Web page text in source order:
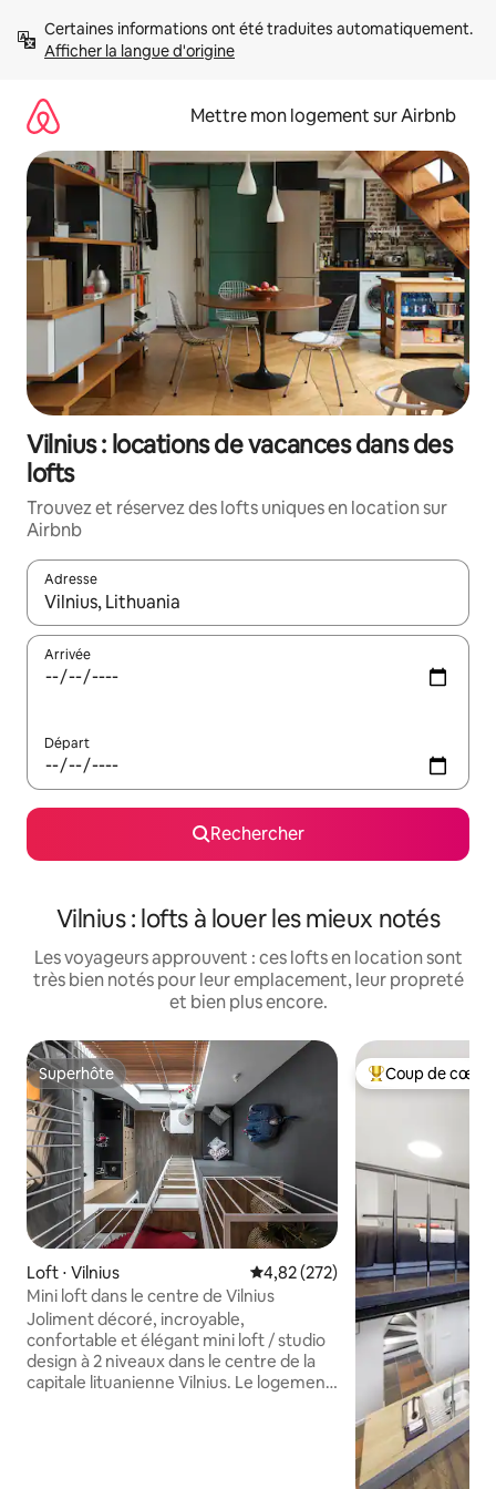
directement
Afficher la langue d'origine
Mettre mon logement sur Airbnb
Vilnius : locations de vacances dans des
lofts
Trouvez et réservez des lofts uniques en location sur
Airbnb
Adresse
Lorsque les résultats s'affichent, utilisez les flèches vers le
Arrivée
Départ
Rechercher
Vilnius : lofts à louer les mieux notés
Les voyageurs approuvent : ces lofts en location sont
très bien notés pour leur emplacement, leur propreté
et bien plus encore.
Superhôte
Superhôte
Loft ⋅ Vilnius Évaluation moyenne sur la
4,82 (272)
Mini loft dans le centre de Vilnius
Joliment décoré, incroyable,
confortable et élégant mini loft / studio
design à 2 niveaux dans le centre de la
capitale lituanienne Vilnius. Le logement
Coups de cœur
Coup de cœur